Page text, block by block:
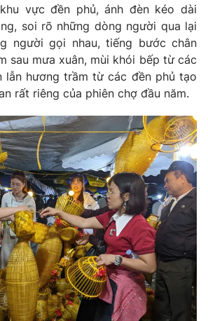
Podcast
Infographic
Shorts video
VTV Thể thao
Bất động sản
Tấm lòng Việt
Vươn mình bằng AI
VTV8
vực đền phủ, ánh đèn kéo dài
soi rõ những dòng người qua lại
người gọi nhau, tiếng bước chân
sau mưa xuân, mùi khói bếp từ các
lẫn hương trầm từ các đền phủ tạo
rất riêng của phiên chợ đầu năm.